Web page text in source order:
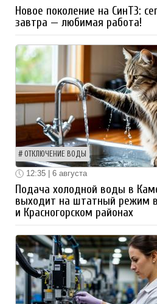
Новое поколение на СинТЗ:
завтра — любимая работа!
ОТКЛЮЧЕНИЕ ВОДЫ
12:35 | 6 августа
Подача холодной воды в
выходит на штатный режим
и Красногорском районах